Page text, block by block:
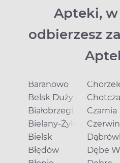
Apteki,
odbierzesz
Baranowo
Belsk Duży
Białobrzegi
Bielany-Żyłaki
Bielsk
Błędów
Czarnia
Czerwin
Dębe